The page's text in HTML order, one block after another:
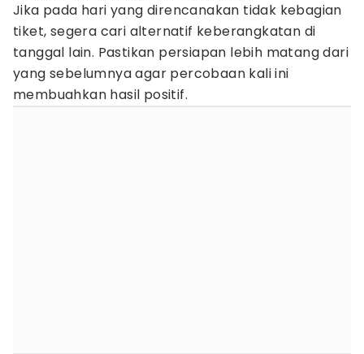
Jika pada hari yang direncanakan tidak kebagian
tiket, segera cari alternatif keberangkatan di
tanggal lain. Pastikan persiapan lebih matang dari
yang sebelumnya agar percobaan kali ini
membuahkan hasil positif.